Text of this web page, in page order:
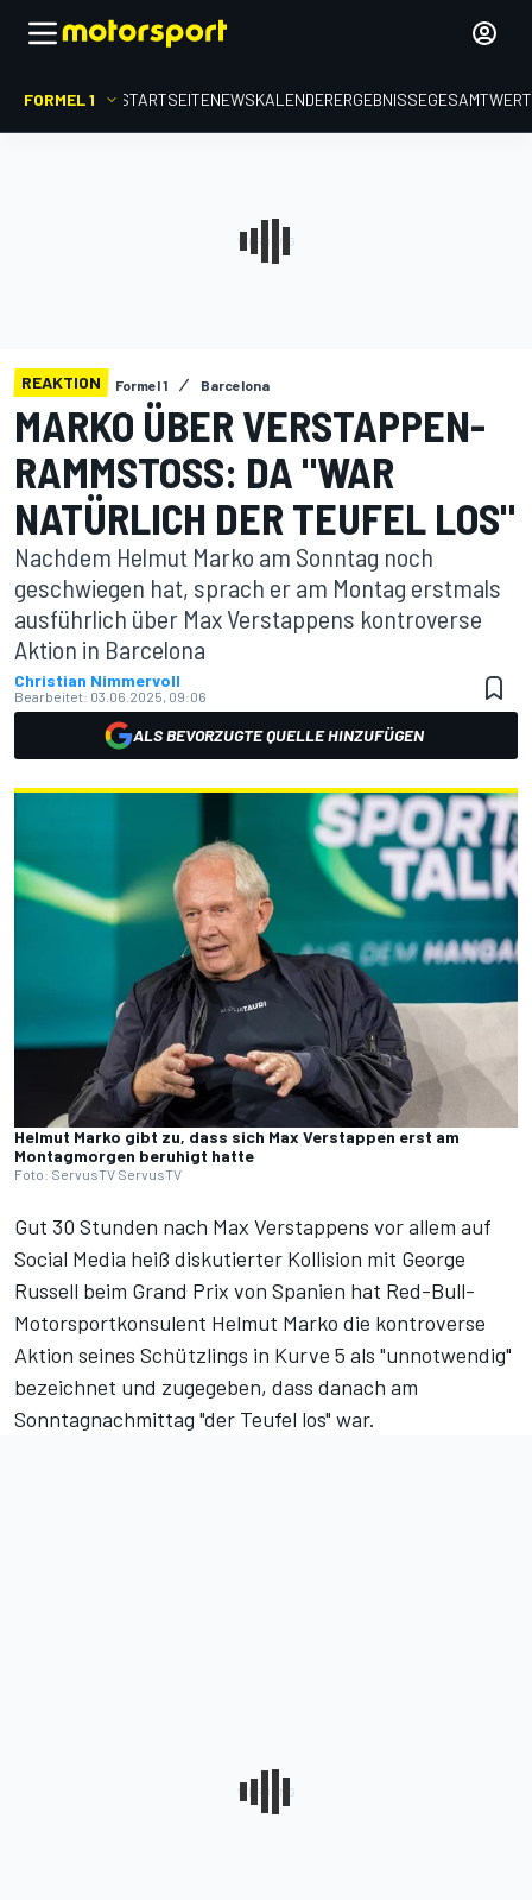
FORMEL 1 STARTSEITENEWSKALENDERERGEBNISSE
REAKTION Formel 1 Barcelona
MARKO ÜBER VERSTAPPEN-
RAMMSTOSS: DA "WAR N
ATÜRLICH DER TEUFEL LOS"
Nachdem Helmut Marko am Sonntag noch
geschwiegen hat, sprach er am Montag erstmals
ausführlich über Max Verstappens kontroverse
Aktion in Barcelona
Christian Nimmervoll
Bearbeitet: 03.06.2025, 09:06
ALS BEVORZUGTE QUELLE HINZUFÜGEN
Helmut Marko gibt zu, dass sich Max Verstappen erst am
Montagmorgen beruhigt hatte
Foto: ServusTV ServusTV
Gut 30 Stunden nach Max Verstappens vor allem auf
Social Media heiß diskutierter Kollision mit George
Russell beim Grand Prix von Spanien hat Red-Bull-
Motorsportkonsulent Helmut Marko die kontroverse
Aktion seines Schützlings in Kurve 5 als "unnotwendig"
bezeichnet und zugegeben, dass danach am
Sonntagnachmittag "der Teufel los" war.